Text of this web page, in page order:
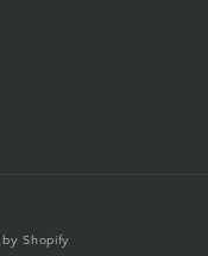
Shopify